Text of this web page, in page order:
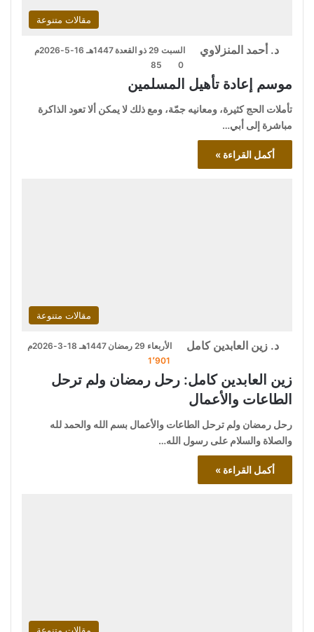
مقالات متنوعة
د. أحمد المنزلاوي
السبت 29 ذو القعدة 1447هـ 16-5-2026م
0
85
موسم إعادة تأهيل المسلمين
تأملات الحج كثيرة، ومعانيه جمّة، ومع ذلك لا يمكن ألا تعود الذاكرة
مباشرة إلى أبي…
أكمل القراءة »
مقالات متنوعة
د. زين العابدين كامل
الأربعاء 29 رمضان 1447هـ 18-3-2026م
1٬901
زين العابدين كامل: رحل رمضان ولم ترحل
الطاعات والأعمال
رحل رمضان ولم ترحل الطاعات والأعمال بسم الله والحمد لله
والصلاة والسلام على رسول الله…
أكمل القراءة »